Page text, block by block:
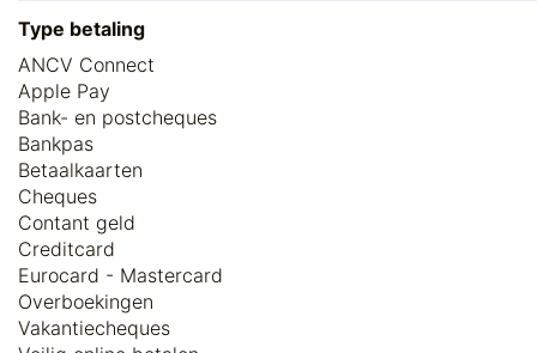
Type betaling
ANCV Connect
Apple Pay
Bank- en postcheques
Bankpas
Betaalkaarten
Cheques
Contant geld
Creditcard
Eurocard - Mastercard
Overboekingen
Vakantiecheques